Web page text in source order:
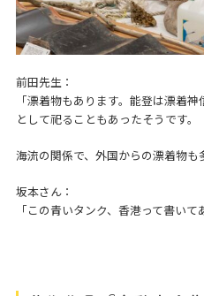
前田先生：
「漂着物もあります。能登は漂着
として祀ることもあったそうです。
海流の関係で、外国からの漂着物も
坂本さん：
「この青いタンク、香港って書いて